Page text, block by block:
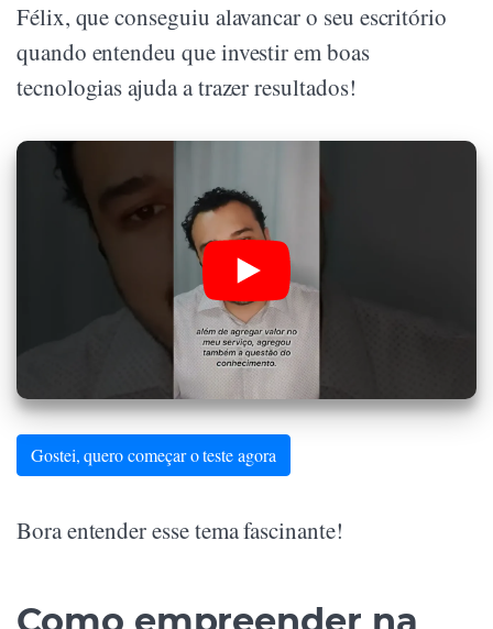
Félix, que conseguiu alavancar o seu escritório
quando entendeu que investir em boas
tecnologias ajuda a trazer resultados!
Gostei, quero começar o teste agora
Bora entender esse tema fascinante!